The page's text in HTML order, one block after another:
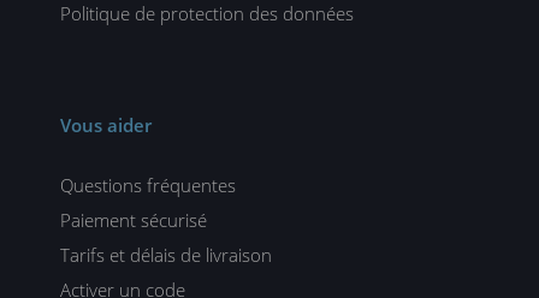
Politique de protection des données
Vous aider
Questions fréquentes
Paiement sécurisé
Tarifs et délais de livraison
Activer un code